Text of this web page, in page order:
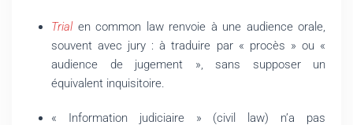
Trialen common law renvoie à une audience orale,
souvent avec jury : à traduire par « procès » ou «
audience de jugement », sans supposer un
équivalent inquisitoire.
« Information judiciaire » (civil law) n’a pas